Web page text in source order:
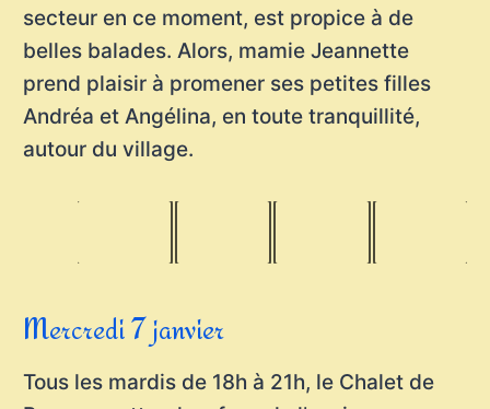
secteur en ce moment, est propice à de
belles balades. Alors, mamie Jeannette
prend plaisir à promener ses petites filles
Andréa et Angélina, en toute tranquillité,
autour du village.
Mercredi 7 janvier
Tous les mardis de 18h à 21h, le Chalet de